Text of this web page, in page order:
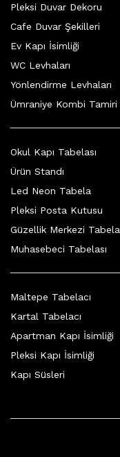
Pleksi Duvar Dekoru
Cafe Duvar Şekilleri
Ev Kapı İsimliği
WC Levhaları
Yönlendirme Levhaları
Ümraniye Kombi Tamiri
Okul Kapı Tabelası
Ürün Standı
Led Neon Tabela
Pleksi Posta Kutusu
Güzellik Merkezi
Muhasebeci Tabelası
Maltepe Tabelacı
Kartal Tabelacı
Apartman Kapı İsimliği
Pleksi Kapı İsimliği
Kapı Süsleri